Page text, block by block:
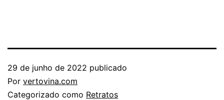
29 de junho de 2022 publicado
Por vertovina.com
Categorizado como Retratos